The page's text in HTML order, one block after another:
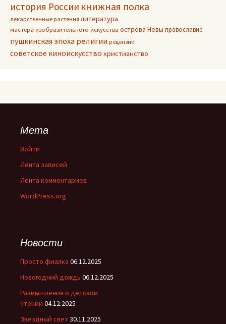
история России книжная полка
лекарственные растения литература
мастера изобразительного искусства острова Невы православие
пушкинская эпоха религии рецензии
советское киноискусство христианство
Мета
Войти
Лента записей
Лента комментариев
WordPress.org
Новости
Просто фиалка 06.12.2025
Новогодний дождь 06.12.2025
Размышления о детском
чтении 04.12.2025
Звездный свет30.11.2025